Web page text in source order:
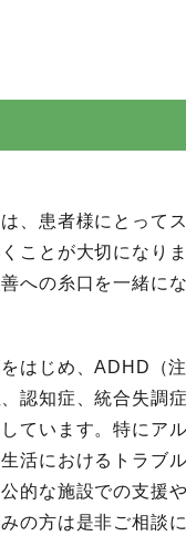
、患者様にとって
ことが大切になり
への糸口を一緒に
はじめ、ADHD（
認知症、統合失調
ています。特にア
活におけるトラブ
的な施設での支援
の方は是非ご相談